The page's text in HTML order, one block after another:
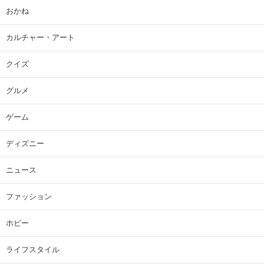
おかね
カルチャー・アート
クイズ
グルメ
ゲーム
ディズニー
ニュース
ファッション
ホビー
ライフスタイル